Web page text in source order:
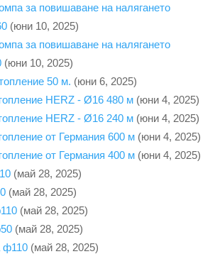
за повишаване на налягането
(юни 10, 2025)
за повишаване на налягането
(юни 10, 2025)
50 м. (юни 6, 2025)
HERZ - Ø16 480 м (юни 4, 2025)
HERZ - Ø16 240 м (юни 4, 2025)
от Германия 600 м (юни 4, 2025)
от Германия 400 м (юни 4, 2025)
(май 28, 2025)
(май 28, 2025)
(май 28, 2025)
(май 28, 2025)
ф110 (май 28, 2025)